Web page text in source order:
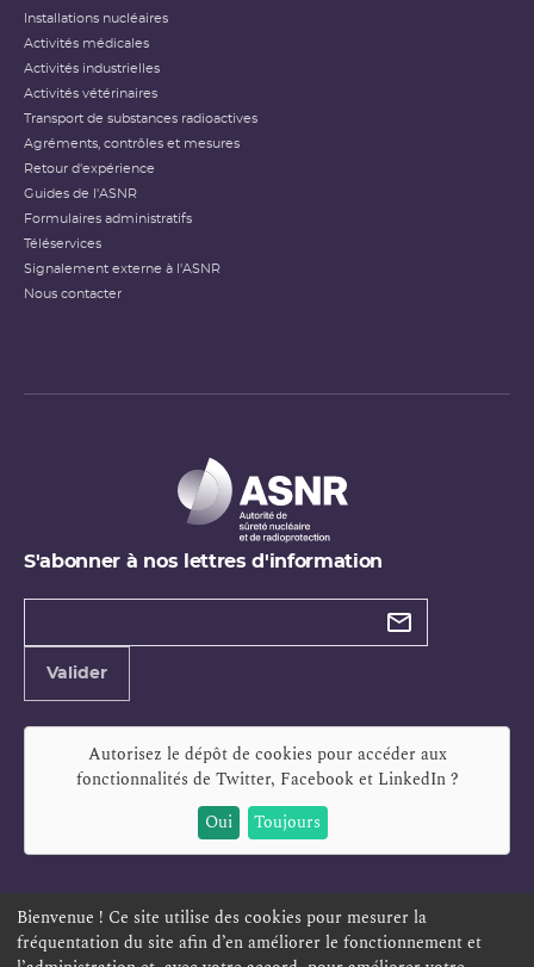
Installations nucléaires
Activités médicales
Activités industrielles
Activités vétérinaires
Transport de substances radioactives
Agréments, contrôles et mesures
Retour d'expérience
Guides de l'ASNR
Formulaires administratifs
Téléservices
Signalement externe à l'ASNR
Nous contacter
S'abonner à nos lettres d'information
Types de
Valider
Autorisez le dépôt de cookies pour accéder aux
fonctionnalités de Twitter, Facebook et LinkedIn?
Oui
Toujours
ESPACE PERSONNEL OFFRES D'EMPLOI SIGNALEMENT
Bienvenue ! Ce site utilise des cookies pour mesurer la
fréquentation du site afin d’en améliorer le fonctionnement et